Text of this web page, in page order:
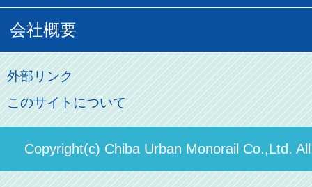
割引制度
その他のご案内
パスモのご案内
初音ミクグッズ
俺の妹。
広告募集
直営駐車場パーク＆ライド
ステーションギャラリー
駅構内出店者様募集
モノちゃん
お客様の声
よくあるご質問
お問い合わせ先
会社概要
会社概要
社長ごあいさつ
決算概要
輸送人員の推移（PDF）
外部リンク
このサイトについて
Copyright(c) Chiba Urban Monorail Co.,Ltd.